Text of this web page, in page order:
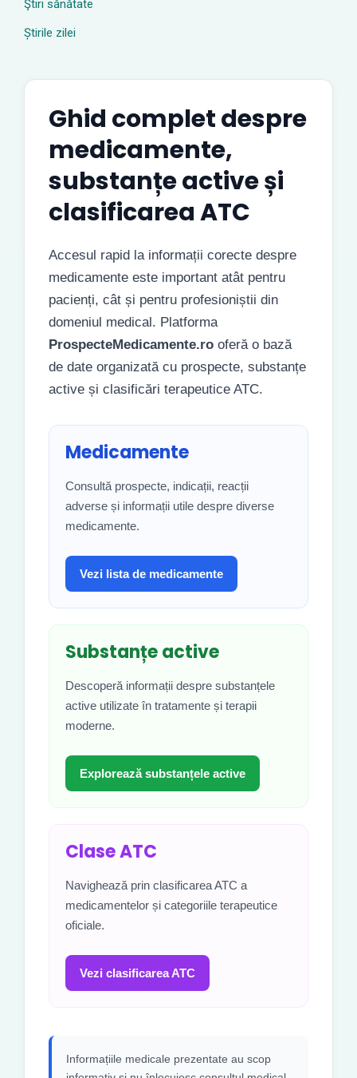
Ştiri sănătate
Știrile zilei
Ghid complet despre
medicamente,
substanțe active și
clasificarea ATC
Accesul rapid la informații corecte despre
medicamente este important atât pentru
pacienți, cât și pentru profesioniștii din
domeniul medical. Platforma
ProspecteMedicamente.ro oferă o bază
de date organizată cu prospecte, substanțe
active și clasificări terapeutice ATC.
Medicamente
Consultă prospecte, indicații, reacții
adverse și informații utile despre diverse
medicamente.
Vezi lista de medicamente
Substanțe active
Descoperă informații despre substanțele
active utilizate în tratamente și terapii
moderne.
Explorează substanțele active
Clase ATC
Navighează prin clasificarea ATC a
medicamentelor și categoriile terapeutice
oficiale.
Vezi clasificarea ATC
Informațiile medicale prezentate au scop